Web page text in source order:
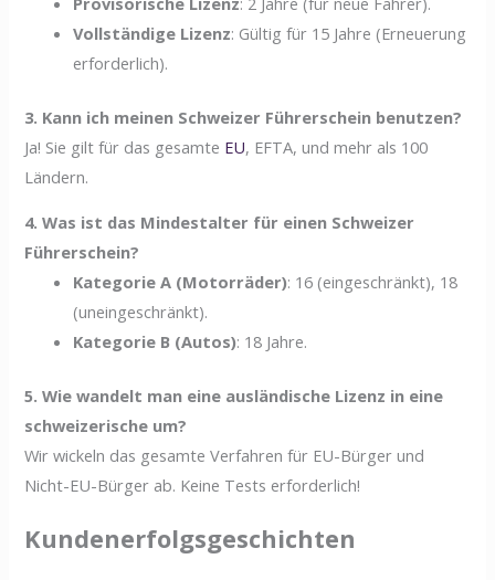
Vollständige Lizenz: Gültig für 15 Jahre (Erneuerung
erforderlich).
3. Kann ich meinen Schweizer Führerschein benutzen?
Ja! Sie gilt für das gesamte EU, EFTA, und mehr als 100
Ländern.
4. Was ist das Mindestalter für einen Schweizer
Führerschein?
Kategorie A (Motorräder): 16 (eingeschränkt), 18
(uneingeschränkt).
Kategorie B (Autos): 18 Jahre.
5. Wie wandelt man eine ausländische Lizenz in eine
schweizerische um?
Wir wickeln das gesamte Verfahren für EU-Bürger und
Nicht-EU-Bürger ab. Keine Tests erforderlich!
Kundenerfolgsgeschichten